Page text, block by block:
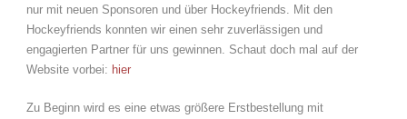
nur mit neuen Sponsoren und über Hockeyfriends. Mit den
Hockeyfriends konnten wir einen sehr zuverlässigen und
engagierten Partner für uns gewinnen. Schaut doch mal auf der
Website vorbei: hier
Zu Beginn wird es eine etwas größere Erstbestellung mit